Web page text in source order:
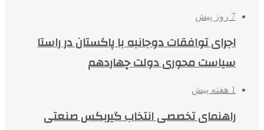
7 روز پیش
اجرای توافقات دوجانبه با پاکستان در راستا
سیاست محوری دولت چهاردهم
1 هفته پیش
راهنمای تخصصی انتخاب گیربکس صنعتی